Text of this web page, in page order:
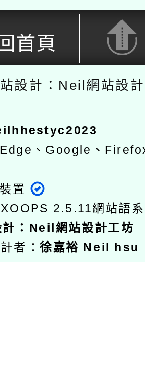
首頁
設計：Neil網站設
Edge、Google、
置
XOOPS 2.5.11網站語
： Neil網站設計工坊
者：徐嘉裕 Neil hsu